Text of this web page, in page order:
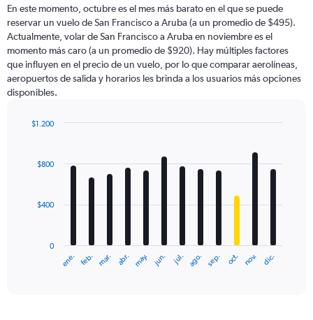
categories.
The
chart
has
1
Y
axis
values.
En este momento, octubre es el mes más barato en el que se puede
reservar un vuelo de San Francisco a Aruba (a un promedio de $495).
Actualmente, volar de San Francisco a Aruba en noviembre es el
momento más caro (a un promedio de $920). Hay múltiples factores
que influyen en el precio de un vuelo, por lo que comparar aerolíneas,
aeropuertos de salida y horarios les brinda a los usuarios más opciones
disponibles.
with
The
ene. feb. mar. abr. may. jun. jul. ago. sep. oct. nov. dic.
0
$400
$800
$1.200